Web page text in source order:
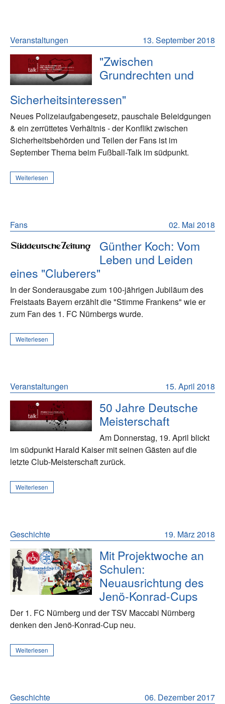
13. September 2018
Veranstaltungen
"Zwischen
Grundrechten und
Sicherheitsinteressen"
Neues Polizeiaufgabengesetz, pauschale Beleidgungen
& ein zerrüttetes Verhältnis - der Konflikt zwischen
Sicherheitsbehörden und Teilen der Fans ist im
September Thema beim Fußball-Talk im südpunkt.
Weiterlesen
02. Mai 2018
Fans
Günther Koch: Vom
Leben und Leiden
eines "Cluberers"
In der Sonderausgabe zum 100-jährigen Jubiläum des
Freistaats Bayern erzählt die "Stimme Frankens" wie er
zum Fan des 1. FC Nürnbergs wurde.
Weiterlesen
15. April 2018
Veranstaltungen
50 Jahre Deutsche
Meisterschaft
Am Donnerstag, 19. April blickt
im südpunkt Harald Kaiser mit seinen Gästen auf die
letzte Club-Meisterschaft zurück.
Weiterlesen
19. März 2018
Geschichte
Mit Projektwoche an
Schulen:
Neuausrichtung des
Jenö-Konrad-Cups
Der 1. FC Nürnberg und der TSV Maccabi Nürnberg
denken den Jenö-Konrad-Cup neu.
Weiterlesen
06. Dezember 2017
Geschichte